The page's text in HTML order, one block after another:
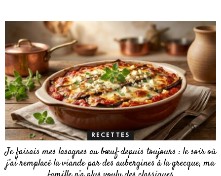
RECETTES
Je faisais mes lasagnes au bœuf depuis toujours : le soir où
j’ai remplacé la viande par des aubergines à la grecque, ma